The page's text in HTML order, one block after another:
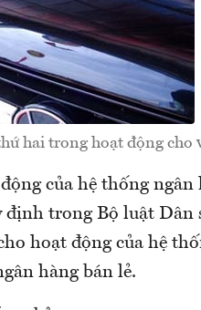
hai trong hoạt động cho
của hệ thống
định trong Bộ luật Dân
hoạt động của hệ
hàng bán lẻ.